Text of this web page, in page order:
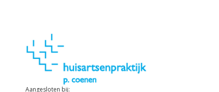
Aangesloten bij: